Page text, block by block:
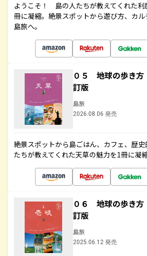
ようこそ！ 島の人たちが教えてくれた利
冊に凝縮。絶景スポットから遊び方、カル
島旅へ。
０５ 地球の歩き
訂版
島旅
2026.08.06 発売
絶景スポットから島ごはん、カフェ、歴
たちが教えてくれた天草の魅力を1冊に凝
０６ 地球の歩き
訂版
島旅
2025.06.12 発売